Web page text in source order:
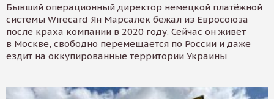
Бывший операционный директор немецкой платёжной
системы Wirecard Ян Марсалек бежал из Евросоюза
после краха компании в 2020 году. Сейчас он живёт
в Москве, свободно перемещается по России и даже
ездит на оккупированные территории Украины